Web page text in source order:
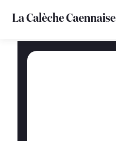
La Calèche Caennaise